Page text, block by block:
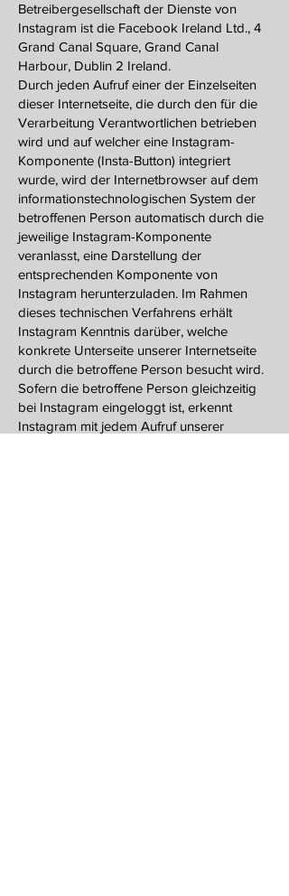
Betreibergesellschaft der Dienste von
Instagram ist die Facebook Ireland Ltd., 4
Grand Canal Square, Grand Canal
Harbour, Dublin 2 Ireland.
Durch jeden Aufruf einer der Einzelseiten
dieser Internetseite, die durch den für die
Verarbeitung Verantwortlichen betrieben
wird und auf welcher eine Instagram-
Komponente (Insta-Button) integriert
wurde, wird der Internetbrowser auf dem
informationstechnologischen System der
betroffenen Person automatisch durch die
jeweilige Instagram-Komponente
veranlasst, eine Darstellung der
entsprechenden Komponente von
Instagram herunterzuladen. Im Rahmen
dieses technischen Verfahrens erhält
Instagram Kenntnis darüber, welche
konkrete Unterseite unserer Internetseite
durch die betroffene Person besucht wird.
Sofern die betroffene Person gleichzeitig
bei Instagram eingeloggt ist, erkennt
Instagram mit jedem Aufruf unserer